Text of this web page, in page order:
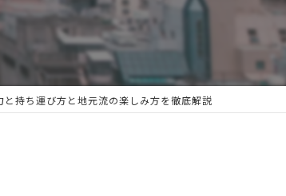
お手頃な安い価格
おしゃれ
と持ち運び方と地元流の楽しみ方を徹底解説